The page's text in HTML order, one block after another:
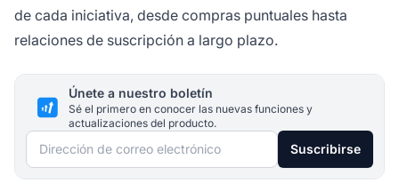
de cada iniciativa, desde compras puntuales hasta
relaciones de suscripción a largo plazo.
Únete a nuestro boletín
Sé el primero en conocer las nuevas funciones y
actualizaciones del producto.
Dirección de correo electrónico Suscribirse